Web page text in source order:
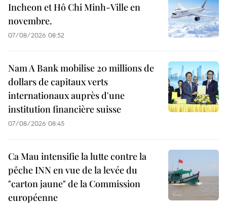
Incheon et Hô Chi Minh-Ville en
novembre.
07/08/2026 08:52
Nam A Bank mobilise 20 millions de
dollars de capitaux verts
internationaux auprès d'une
institution financière suisse
07/08/2026 08:45
Ca Mau intensifie la lutte contre la
pêche INN en vue de la levée du
"carton jaune" de la Commission
européenne